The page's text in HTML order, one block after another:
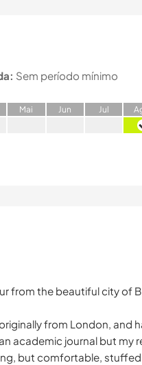
Sem período mínimo
Mai Jun Jul A
from the beautiful city of
from London, and
academic journal but my
but comfortable,